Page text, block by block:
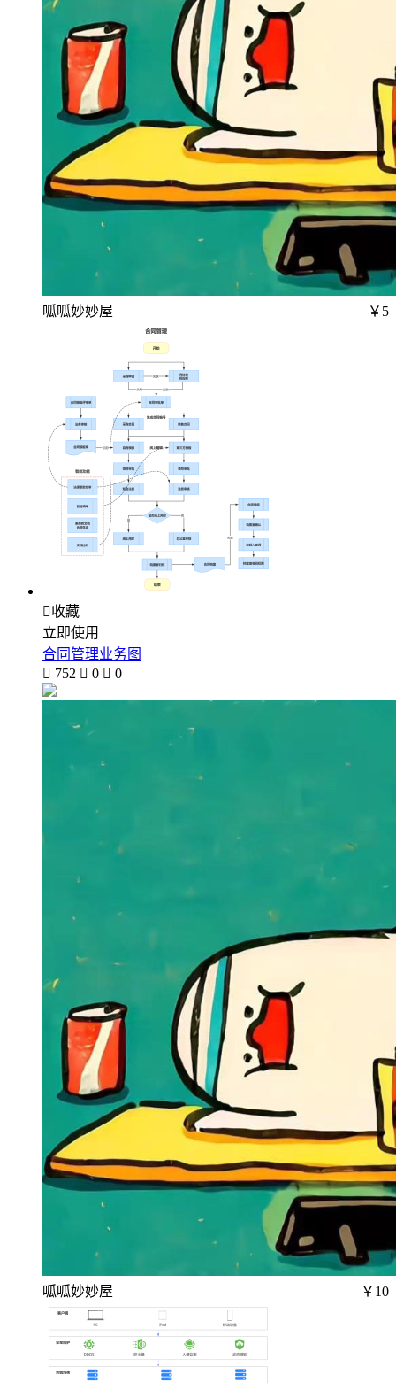
呱呱妙妙屋 ￥5
收藏
立即使用
合同管理业务图
 752  0  0
呱呱妙妙屋 ￥10